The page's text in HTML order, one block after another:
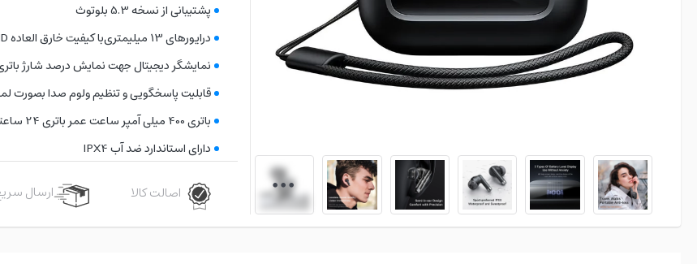
پشتیبانی از نسخه 5.3 بلوتوث
درایورهای 13 میلیمتری
با كيفيت خارق العاده HD
نمایشگر دیجیتال جهت نمایش درصد شارژ
قابليت پاسخگويی و تنظیم ولوم صدا بصورت
باتری 400 میلی آمپر ساعت عمر باتری 24 ساعته
دارای استاندارد ضد آب IPX4
اصالت کالا ارسال